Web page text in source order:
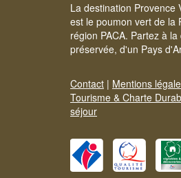
La destination Provence
est le poumon vert de la
région PACA. Partez à
préservée, d'un Pays
Contact | Mentions
Tourisme & Charte
séjour